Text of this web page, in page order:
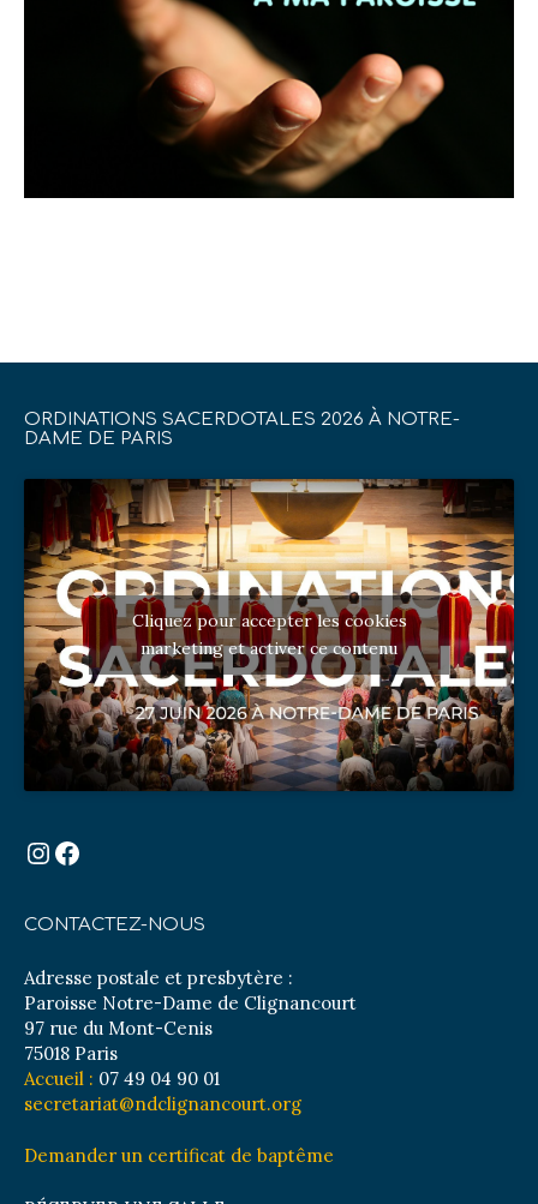
ORDINATIONS SACERDOTALES 2026 À NOTRE-
DAME DE PARIS
Cliquez pour accepter les cookies
marketing et activer ce contenu
Instagram
Facebook
CONTACTEZ-NOUS
Adresse postale et presbytère :
Paroisse Notre-Dame de Clignancourt
97 rue du Mont-Cenis
75018 Paris
Accueil : 07 49 04 90 01
secretariat@ndclignancourt.org
Demander un certificat de baptême